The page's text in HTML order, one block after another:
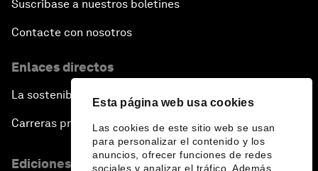
Esta página web usa cookies
Las cookies de este sitio web se usan
para personalizar el contenido y los
anuncios, ofrecer funciones de redes
sociales y analizar el tráfico. Además,
Suscríbase a nuestros boletines
Contacte con nosotros
Enlaces directos
La sostenibilidad en el Foro
Carreras profesionales
Ediciones en otros idiomas